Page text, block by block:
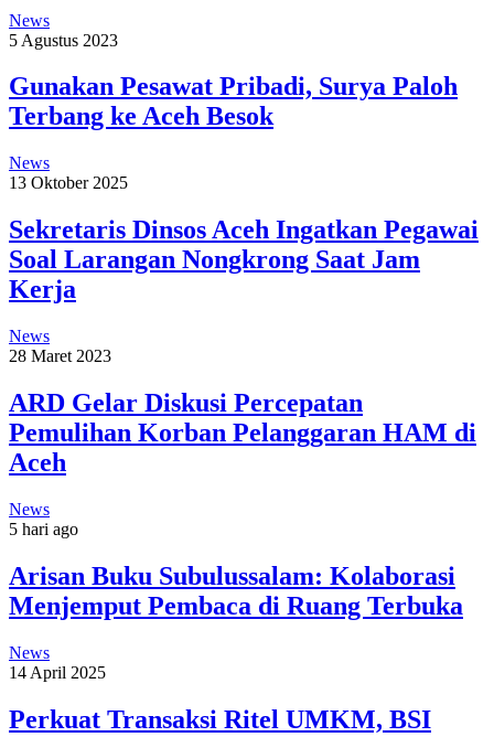
News
5 Agustus 2023
Gunakan Pesawat Pribadi, Surya Paloh
Terbang ke Aceh Besok
News
13 Oktober 2025
Sekretaris Dinsos Aceh Ingatkan Pegawai
Soal Larangan Nongkrong Saat Jam
Kerja
News
28 Maret 2023
ARD Gelar Diskusi Percepatan
Pemulihan Korban Pelanggaran HAM di
Aceh
News
5 hari ago
Arisan Buku Subulussalam: Kolaborasi
Menjemput Pembaca di Ruang Terbuka
News
14 April 2025
Perkuat Transaksi Ritel UMKM, BSI